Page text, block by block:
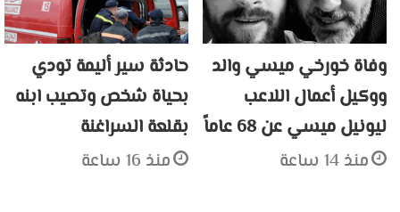
وفاة خورخي ميسي والد
ووكيل أعمال اللاعب
ليونيل ميسي عن 68 عاماً
منذ 14 ساعة
حادثة سير أليمة تودي
بحياة شخص وتصيب ابنه
بقلعة السراغنة
منذ 16 ساعة